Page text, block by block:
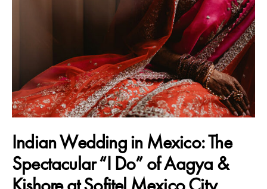
Indian Wedding in Mexico: The
Spectacular “I Do” of Aagya &